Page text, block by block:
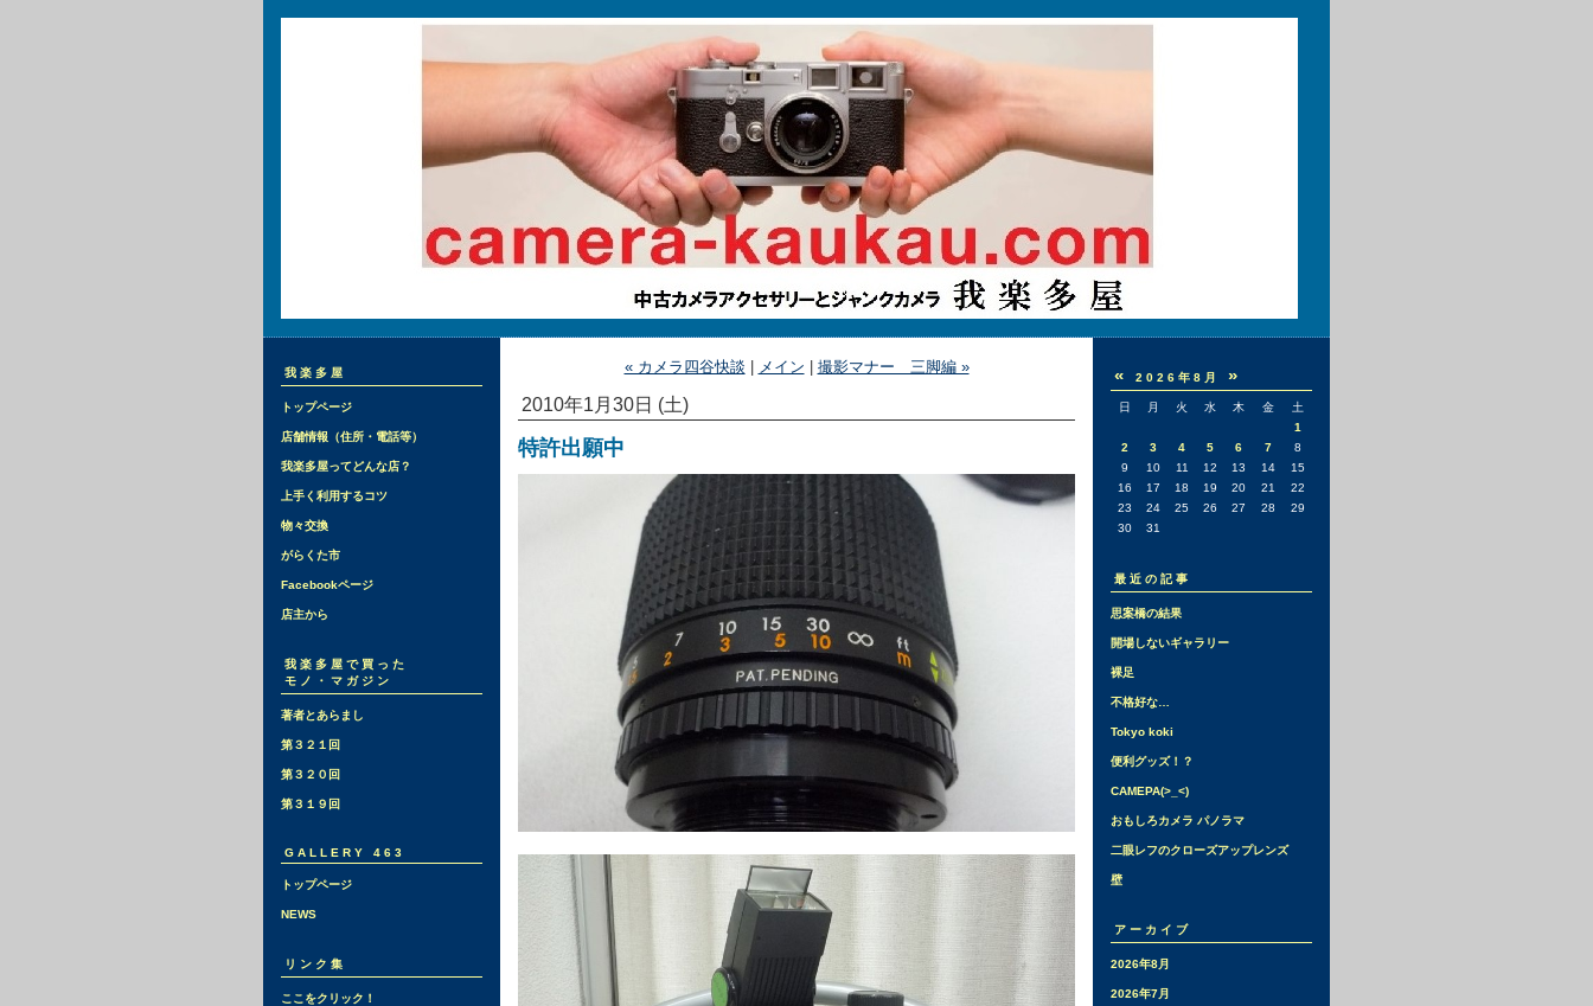
我楽多屋
トップページ
店舗情報（住所・電話等）
我楽多屋ってどんな店？
上手く利用するコツ
物々交換
がらくた市
Facebookページ
店主から
我楽多屋で買った
モノ・マガジン
著者とあらまし
第３２１回
第３２０回
第３１９回
GALLERY 463
トップページ
NEWS
リンク集
ここをクリック！
« カメラ四谷快談 メイン 撮影マナー 三脚編 »
2010年1月30日 (土)
特許出願中
« 2026年8月 »
日 月 火 水 木 金
土
1
2
3 4 5 6 7
8
9
10 11 12 13 14
15
16
17 18 19 20 21
22
23
24 25 26 27 28
29
30
31
最近の記事
思案橋の結果
開場しないギャラリー
裸足
不格好な…
Tokyo koki
便利グッズ！？
CAMEPA(>_<)
おもしろカメラ パノラマ
二眼レフのクローズアップレンズ
壁
アーカイブ
2026年8月
2026年7月